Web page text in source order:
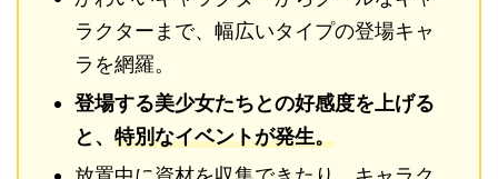
ラクターまで、幅広いタイプの登場キャ
ラを網羅。
と、 特別なイベントが発生。